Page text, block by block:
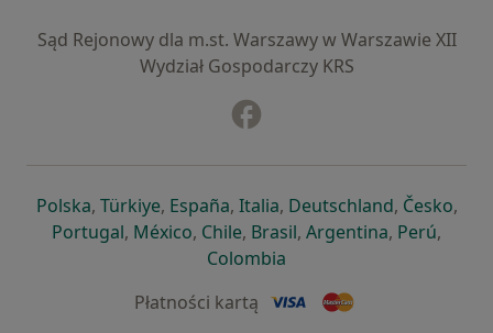
Sąd Rejonowy dla m.st. Warszawy w Warszawie XII
Wydział Gospodarczy KRS
Polskaotwiera się w nowej karcie
, Türkiyeotwiera się w nowej karcie
, Españaotwiera się w nowej karcie
, Italiaotwiera się w nowej
, Deutschlandotwiera się
, Česko,
Portugalotwiera się w nowej karcie
, Méxicootwiera się w nowej karcie
, Chileotwiera się w nowej karcie
, Brasilotwiera się w nowej
, Argentinaotwiera się
, Perú,
Colombia
Płatności kartą